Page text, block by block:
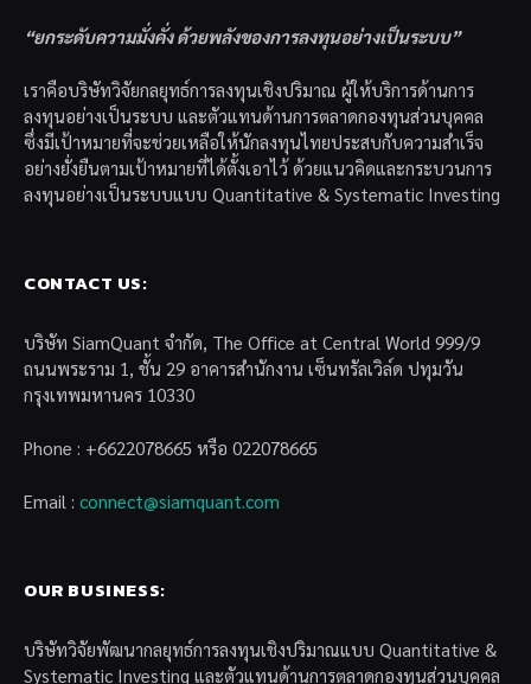
“ยกระดับความมั่งคั่ง ด้วยพลังของการลงทุนอย่างเป็นระบบ”
เราคือบริษัทวิจัยกลยุทธ์การลงทุนเชิงปริมาณ ผู้ให้บริการด้านการ
ลงทุนอย่างเป็นระบบ และตัวแทนด้านการตลาดกองทุนส่วนบุคคล
ซึ่งมีเป้าหมายที่จะช่วยเหลือให้นักลงทุนไทยประสบกับความสำเร็จ
อย่างยั่งยืนตามเป้าหมายที่ได้ตั้งเอาไว้ ด้วยแนวคิดและกระบวนการ
ลงทุนอย่างเป็นระบบแบบ Quantitative & Systematic Investing
CONTACT US:
บริษัท SiamQuant จำกัด, The Office at Central World 999/9
ถนนพระราม 1, ชั้น 29 อาคารสำนักงาน เซ็นทรัลเวิล์ด ปทุมวัน
กรุงเทพมหานคร 10330
Phone : +6622078665 หรือ 022078665
Email : connect@siamquant.com
OUR BUSINESS:
บริษัทวิจัยพัฒนากลยุทธ์การลงทุนเชิงปริมาณแบบ Quantitative &
Systematic Investing และตัวแทนด้านการตลาดกองทุนส่วนบุคคล